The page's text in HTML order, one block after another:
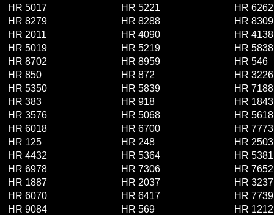
HR 5017
HR 5221
HR 6262
HR 8279
HR 8288
HR 8309
HR 2011
HR 4090
HR 4138
HR 5019
HR 5219
HR 5838
HR 8702
HR 8959
HR 546
HR 850
HR 872
HR 3226
HR 5350
HR 5839
HR 7188
HR 383
HR 918
HR 1843
HR 3576
HR 5068
HR 5618
HR 6018
HR 6700
HR 7773
HR 125
HR 248
HR 2503
HR 4432
HR 5364
HR 5381
HR 6978
HR 7306
HR 7652
HR 1887
HR 2037
HR 3237
HR 6070
HR 6417
HR 7739
HR 9084
HR 569
HR 1212